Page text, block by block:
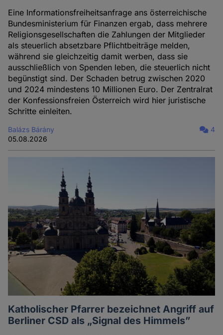
Eine Informationsfreiheitsanfrage ans österreichische
Bundesministerium für Finanzen ergab, dass mehrere
Religionsgesellschaften die Zahlungen der Mitglieder
als steuerlich absetzbare Pflichtbeiträge melden,
während sie gleichzeitig damit werben, dass sie
ausschließlich von Spenden leben, die steuerlich nicht
begünstigt sind. Der Schaden betrug zwischen 2020
und 2024 mindestens 10 Millionen Euro. Der Zentralrat
der Konfessionsfreien Österreich wird hier juristische
Schritte einleiten.
Balázs Bárány
05.08.2026
4
Katholischer Pfarrer bezeichnet Angriff auf
Berliner CSD als „Signal des Himmels”